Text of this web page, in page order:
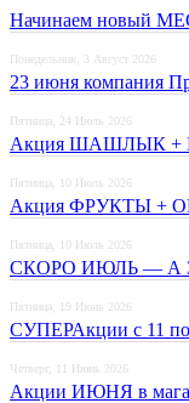
Начинаем новый
Понедельник, 3 Август 2026
23 июня компания
Пятница, 24 Июль 2026
Акция ШАШЛЫК +
Пятница, 10 Июль 2026
Акция ФРУКТЫ +
Пятница, 10 Июль 2026
СКОРО ИЮЛЬ — А
Пятница, 19 Июнь 2026
СУПЕРАкции с 11
Четверг, 11 Июнь 2026
Акции ИЮНЯ в